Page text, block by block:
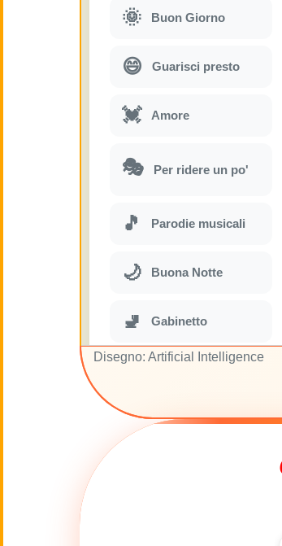
🌞 Buon Giorno
😄 Guarisci presto
💓 Amore
🎭 Per ridere un po'
🎵 Parodie musicali
🌙 Buona Notte
🚽 Gabinetto
💋
😊 Sorrisi
Disegno: Artificial Intelligence